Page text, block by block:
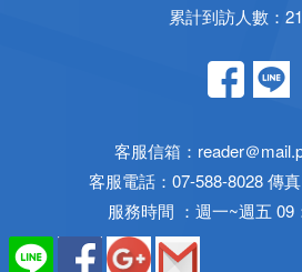
累計到訪人數：
客服信箱：reader＠
客服電話：07-588-8028 傳
服務時間 ：週一~週五 09